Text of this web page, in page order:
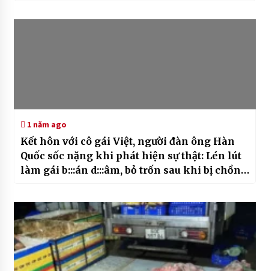
1 năm ago
Kết hôn với cô gái Việt, người đàn ông Hàn
Quốc sốc nặng khi phát hiện sự thật: Lén lút
làm gái b:::án d:::âm, bỏ trốn sau khi bị chồng